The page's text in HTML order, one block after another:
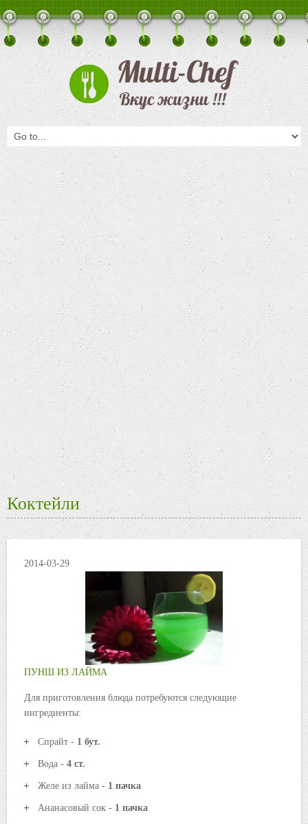
Коктейли
2014-03-29
ПУНШ ИЗ ЛАЙМА
Для приготовления блюда потребуются следующие
ингредиенты:
Спрайт - 1 бут.
Вода - 4 ст.
Желе из лайма - 1 пачка
Ананасовый сок - 1 пачка